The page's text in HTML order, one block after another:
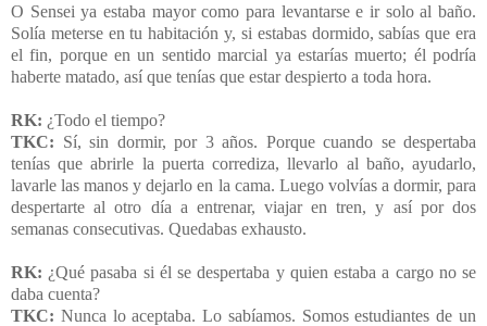
O Sensei ya estaba mayor como para levantarse e ir solo al baño.
Solía meterse en tu habitación y, si estabas dormido, sabías que era
el fin, porque en un sentido marcial ya estarías muerto; él podría
haberte matado, así que tenías que estar despierto a toda hora.
RK: ¿Todo el tiempo?
TKC: Sí, sin dormir, por 3 años. Porque cuando se despertaba
tenías que abrirle la puerta corrediza, llevarlo al baño, ayudarlo,
lavarle las manos y dejarlo en la cama. Luego volvías a dormir, para
despertarte al otro día a entrenar, viajar en tren, y así por dos
semanas consecutivas. Quedabas exhausto.
RK: ¿Qué pasaba si él se despertaba y quien estaba a cargo no se
daba cuenta?
TKC: Nunca lo aceptaba. Lo sabíamos. Somos estudiantes de un